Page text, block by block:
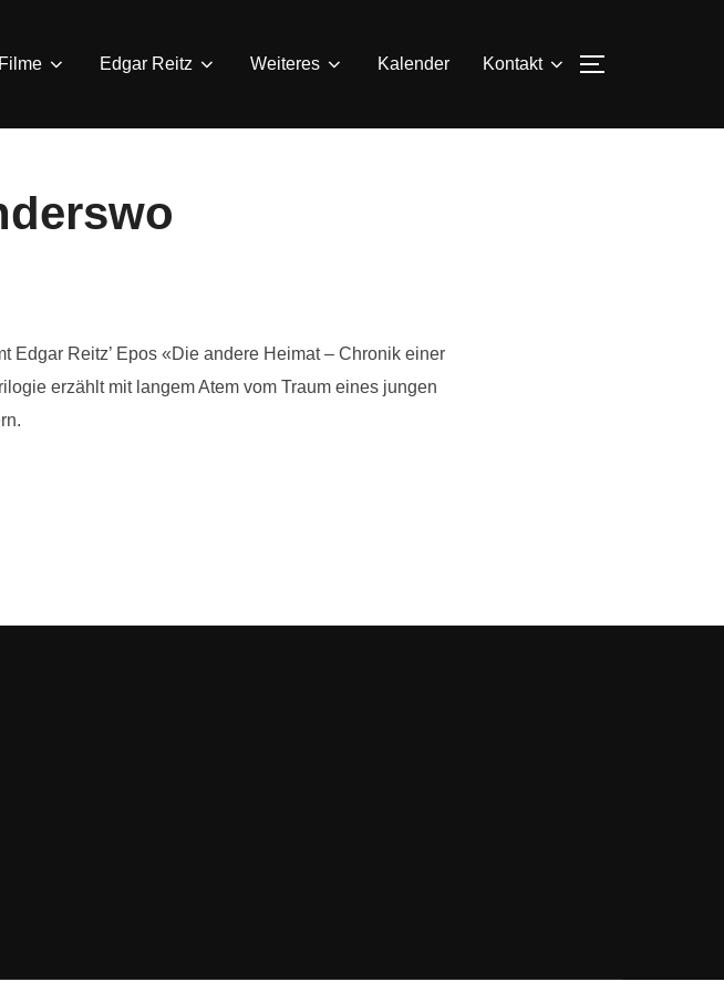
Edgar Reitz Weiteres Kalender Kontakt
Edgar Reitz’ Epos «Die andere Heimat – Chronik einer
erzählt mit langem Atem vom Traum eines jungen